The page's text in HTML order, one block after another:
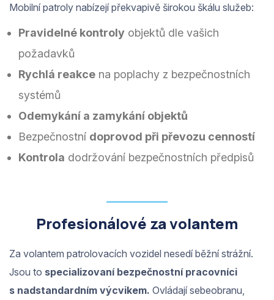
Mobilní patroly nabízejí překvapivě širokou škálu služeb:
Pravidelné kontroly objektů dle vašich
požadavků
Rychlá reakce na poplachy z bezpečnostních
systémů
Odemykání a zamykání objektů
Bezpečnostní doprovod při převozu cenností
Kontrola dodržování bezpečnostních předpisů
Profesionálové za volantem
Za volantem patrolovacích vozidel nesedí běžní strážní.
Jsou to specializovaní bezpečnostní pracovníci
s nadstandardním výcvikem. Ovládají sebeobranu,